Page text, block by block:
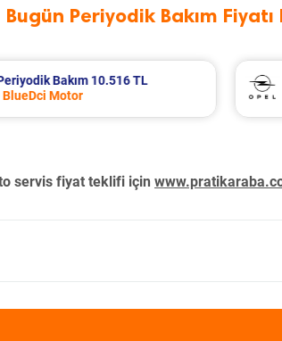
Bugün Periyodik Bakım
Periyodik Bakım 7.133 TL
1.2 Motor
servis fiyat teklifi için